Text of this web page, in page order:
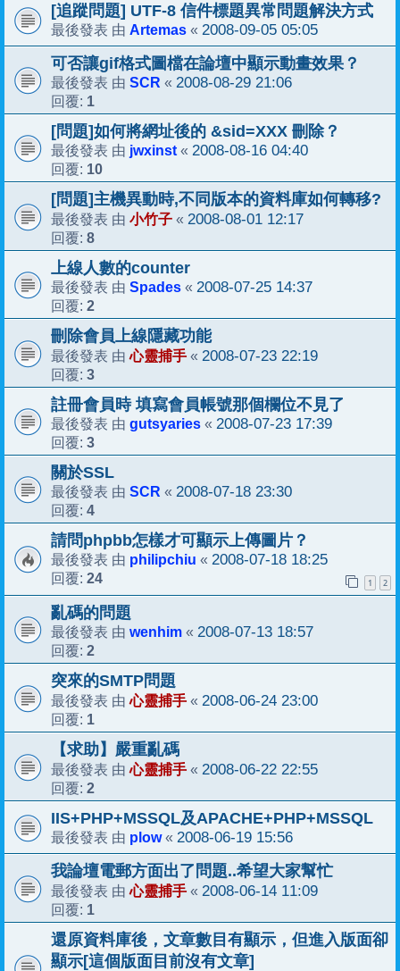
[追蹤問題] UTF-8 信件標題異常問題解決方式
最後發表 由 Artemas « 2008-09-05 05:05
可否讓gif格式圖檔在論壇中顯示動畫效果？
最後發表 由 SCR « 2008-08-29 21:06
回覆: 1
[問題]如何將網址後的 &sid=XXX 刪除？
最後發表 由 jwxinst « 2008-08-16 04:40
回覆: 10
[問題]主機異動時,不同版本的資料庫如何轉移?
最後發表 由 小竹子 « 2008-08-01 12:17
回覆: 8
上線人數的counter
最後發表 由 Spades « 2008-07-25 14:37
回覆: 2
刪除會員上線隱藏功能
最後發表 由心靈捕手 « 2008-07-23 22:19
回覆: 3
註冊會員時 填寫會員帳號那個欄位不見了
最後發表 由 gutsyaries « 2008-07-23 17:39
回覆: 3
關於SSL
最後發表 由 SCR « 2008-07-18 23:30
回覆: 4
請問phpbb怎樣才可顯示上傳圖片？
最後發表 由 philipchiu « 2008-07-18 18:25
回覆: 24 1 2
亂碼的問題
最後發表 由 wenhim « 2008-07-13 18:57
回覆: 2
突來的SMTP問題
最後發表 由心靈捕手 « 2008-06-24 23:00
回覆: 1
【求助】嚴重亂碼
最後發表 由心靈捕手 « 2008-06-22 22:55
回覆: 2
IIS+PHP+MSSQL及APACHE+PHP+MSSQL
最後發表 由 plow« 2008-06-19 15:56
我論壇電郵方面出了問題..希望大家幫忙
最後發表 由心靈捕手 « 2008-06-14 11:09
回覆: 1
還原資料庫後，文章數目有顯示，但進入版面卻
顯示[這個版面目前沒有文章]